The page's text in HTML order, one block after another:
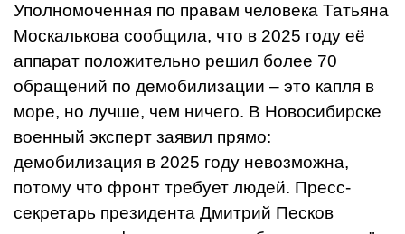
Уполномоченная по правам человека Татьяна
Москалькова сообщила, что в 2025 году её
аппарат положительно решил более 70
обращений по демобилизации – это капля в
море, но лучше, чем ничего. В Новосибирске
военный эксперт заявил прямо:
демобилизация в 2025 году невозможна,
потому что фронт требует людей. Пресс-
секретарь президента Дмитрий Песков